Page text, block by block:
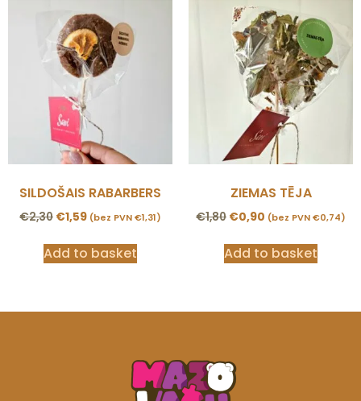
SILDOŠAIS RABARBERS
€2,30 €1,59 (bez PVN€1,31)
Add to basket
ZIEMAS TĒJA
€1,80 €0,90 (bez PVN€0,74)
Add to basket